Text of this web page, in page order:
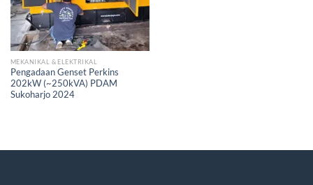
MEKANIKAL & ELEKTRIKAL
Pengadaan Genset Perkins
202kW (~250kVA) PDAM
Sukoharjo 2024